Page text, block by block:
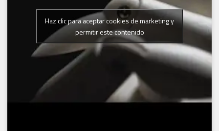
Haz clic para aceptar cookies de marketing y
permitir este contenido